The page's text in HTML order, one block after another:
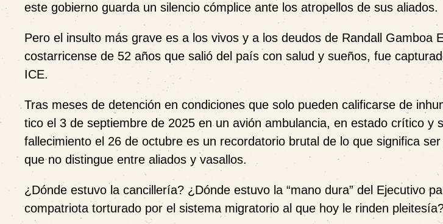
este gobierno guarda un silencio cómplice ante los atropellos de sus aliados.
Pero el insulto más grave es a los vivos y a los deudos de Randall Gamboa
costarricense de 52 años que salió del país con salud y sueños, fue
ICE.
Tras meses de detención en condiciones que solo pueden calificarse de
tico el 3 de septiembre de 2025 en un avión ambulancia, en estado crítico y
fallecimiento el 26 de octubre es un recordatorio brutal de lo que significa ser
que no distingue entre aliados y vasallos.
¿Dónde estuvo la cancillería? ¿Dónde estuvo la “mano dura” del Ejecutivo
compatriota torturado por el sistema migratorio al que hoy le rinden